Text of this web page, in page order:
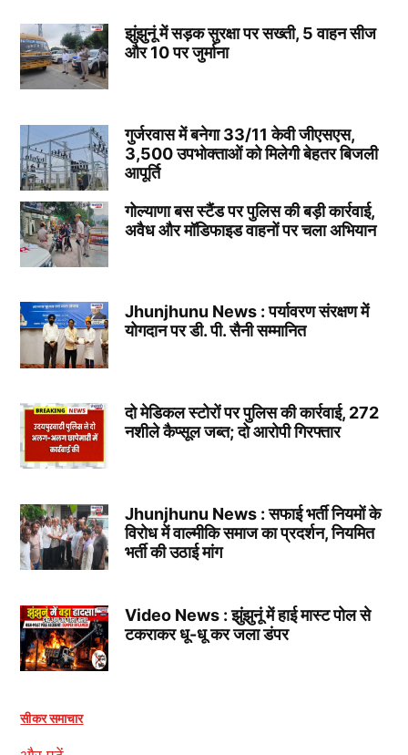
झुंझुनूं में सड़क सुरक्षा पर सख्ती, 5 वाहन सीज
और 10 पर जुर्माना
गुर्जरवास में बनेगा 33/11 केवी जीएसएस,
3,500 उपभोक्ताओं को मिलेगी बेहतर बिजली
आपूर्ति
गोल्याणा बस स्टैंड पर पुलिस की बड़ी कार्रवाई,
अवैध और मॉडिफाइड वाहनों पर चला अभियान
Jhunjhunu News : पर्यावरण संरक्षण में
योगदान पर डी. पी. सैनी सम्मानित
दो मेडिकल स्टोरों पर पुलिस की कार्रवाई, 272
नशीले कैप्सूल जब्त; दो आरोपी गिरफ्तार
Jhunjhunu News : सफाई भर्ती नियमों के
विरोध में वाल्मीकि समाज का प्रदर्शन, नियमित
भर्ती की उठाई मांग
Video News : झुंझुनूं में हाई मास्ट पोल से
टकराकर धू-धू कर जला डंपर
सीकर समाचार